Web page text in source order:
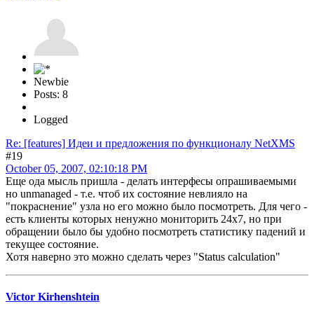
Newbie
Posts: 8
Logged
Re: [features] Идеи и предложения по функционалу NetXMS
#19
October 05, 2007, 02:10:18 PM
Еще ода мысль пришла - делать интерфесы опрашиваемыми
но unmanaged - т.е. чтоб их состояние невлияло на
"покраснение" узла но его можно было посмотреть. Для чего -
есть клиенты которых ненужно мониторить 24х7, но при
обращении было бы удобно посмотреть статистику падений и
текущее состояние.
Хотя наверно это можно сделать через "Status calculation"
Victor Kirhenshtein